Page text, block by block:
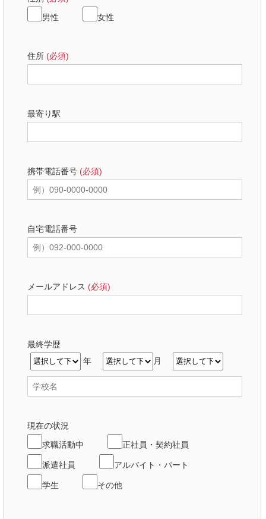
男性
女性
住所 (必須)
最寄り駅
携帯電話番号 (必須)
自宅電話番号
メールアドレス (必須)
最終学歴
年
月
現在の状況
求職活動中
正社員・契約社員
派遣社員 アルバイト・パート
学生 その他